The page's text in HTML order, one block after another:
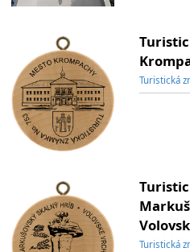
Turistická
Turistická